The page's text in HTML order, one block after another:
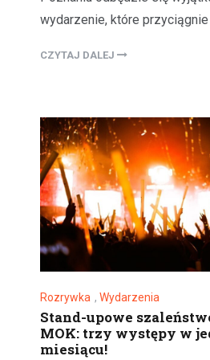
wydarzenie, które
CZYTAJ DALEJ
Rozrywka , Wydarzenia
Stand-upowe
MOK: trzy występy w
miesiącu!